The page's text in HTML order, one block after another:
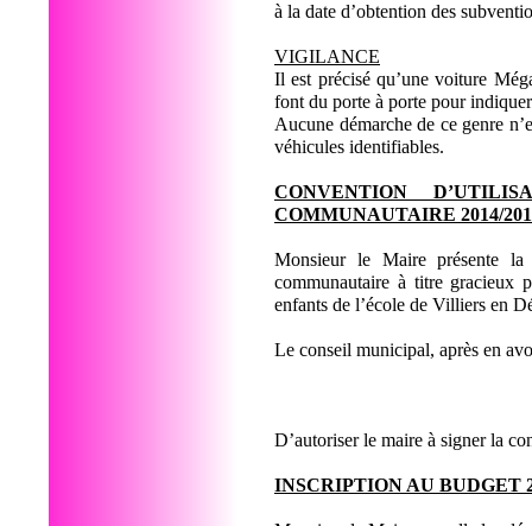
à la date d’obtention des
VIGILANCE
Il est précisé qu’une voiture
font du porte à porte pour
Aucune démarche de ce genre
véhicules identifiables.
CONVENTION
COMMUNAUTAIRE 2014/
Monsieur le Maire présente la
communautaire à titre gracieux
enfants de l’école de Villiers en
Le conseil municipal, après en
D’autoriser le maire à signer la
INSCRIPTION AU BUDGET